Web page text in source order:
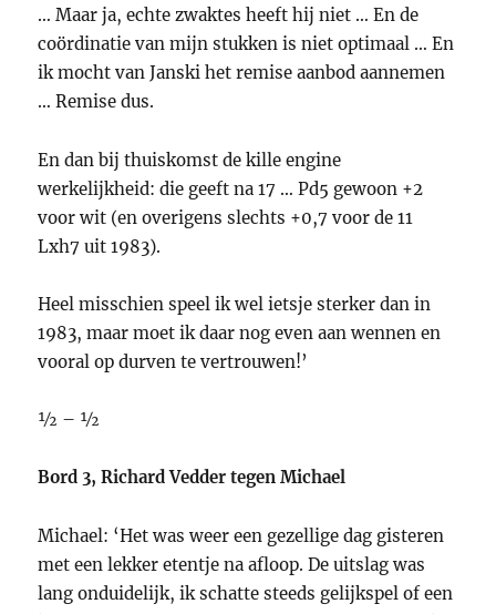
… Maar ja, echte zwaktes heeft hij niet … En de
coördinatie van mijn stukken is niet optimaal … En
ik mocht van Janski het remise aanbod aannemen
… Remise dus.
En dan bij thuiskomst de kille engine
werkelijkheid: die geeft na 17 … Pd5 gewoon +2
voor wit (en overigens slechts +0,7 voor de 11
Lxh7 uit 1983).
Heel misschien speel ik wel ietsje sterker dan in
1983, maar moet ik daar nog even aan wennen en
vooral op durven te vertrouwen!’
½ – ½
Bord 3, Richard Vedder tegen Michael
Michael: ‘Het was weer een gezellige dag gisteren
met een lekker etentje na afloop. De uitslag was
lang onduidelijk, ik schatte steeds gelijkspel of een